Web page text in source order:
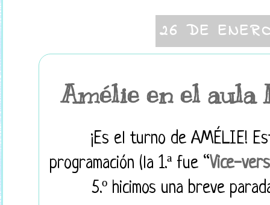
26 DE
Amélie en el aula
¡Es el turno de AMÉLIE!
programación (la 1.ª fue “Vice-
5.º hicimos una breve